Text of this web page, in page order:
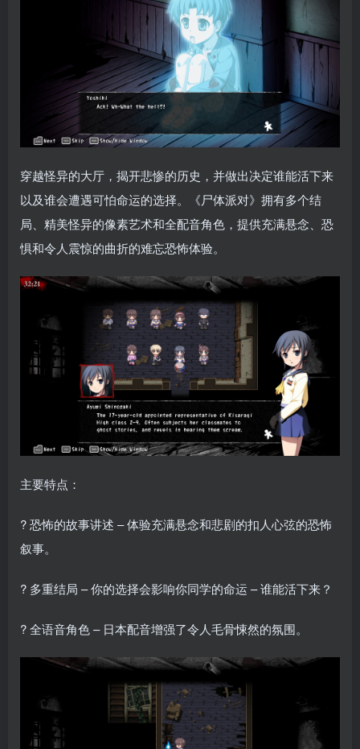
穿越怪异的大厅，揭开悲惨的历史，并做出决定谁能活下来
以及谁会遭遇可怕命运的选择。《尸体派对》拥有多个结
局、精美怪异的像素艺术和全配音角色，提供充满悬念、恐
惧和令人震惊的曲折的难忘恐怖体验。
主要特点：
? 恐怖的故事讲述 – 体验充满悬念和悲剧的扣人心弦的恐怖
叙事。
? 多重结局 – 你的选择会影响你同学的命运 – 谁能活下来？
?️ 全语音角色 – 日本配音增强了令人毛骨悚然的氛围。